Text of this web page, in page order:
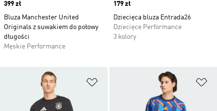
Price
399 zł
Bluza Manchester United
Originals z suwakiem do połowy
długości
Męskie Performance
Price
179 zł
Dziecięca bluza Entrada26
Dziecięce Performance
3 kolory
Dodaj do listy życzeń